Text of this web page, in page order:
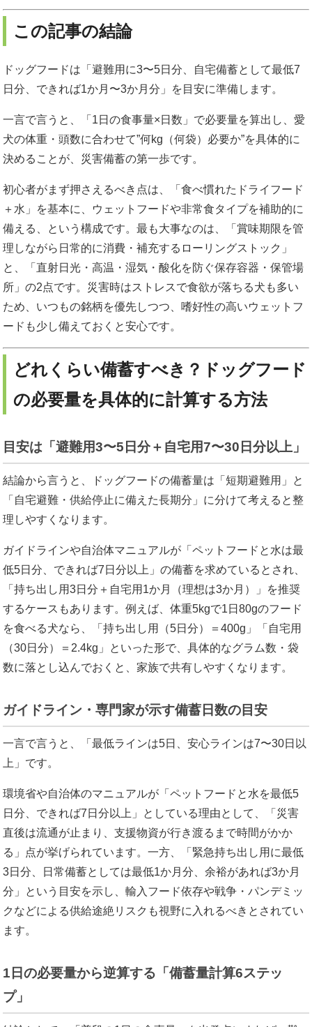
この記事の結論
ドッグフードは「避難用に3〜5日分、自宅備蓄として最低7
日分、できれば1か月〜3か月分」を目安に準備します。
一言で言うと、「1日の食事量×日数」で必要量を算出し、愛
犬の体重・頭数に合わせて”何kg（何袋）必要か”を具体的に
決めることが、災害備蓄の第一歩です。
初心者がまず押さえるべき点は、「食べ慣れたドライフード
＋水」を基本に、ウェットフードや非常食タイプを補助的に
備える、という構成です。最も大事なのは、「賞味期限を管
理しながら日常的に消費・補充するローリングストック」
と、「直射日光・高温・湿気・酸化を防ぐ保存容器・保管場
所」の2点です。災害時はストレスで食欲が落ちる犬も多い
ため、いつもの銘柄を優先しつつ、嗜好性の高いウェットフ
ードも少し備えておくと安心です。
どれくらい備蓄すべき？ドッグフード
の必要量を具体的に計算する方法
目安は「避難用3〜5日分＋自宅用7〜30日分以上」
結論から言うと、ドッグフードの備蓄量は「短期避難用」と
「自宅避難・供給停止に備えた長期分」に分けて考えると整
理しやすくなります。
ガイドラインや自治体マニュアルが「ペットフードと水は最
低5日分、できれば7日分以上」の備蓄を求めているとされ、
「持ち出し用3日分＋自宅用1か月（理想は3か月）」を推奨
するケースもあります。例えば、体重5kgで1日80gのフード
を食べる犬なら、「持ち出し用（5日分）＝400g」「自宅用
（30日分）＝2.4kg」といった形で、具体的なグラム数・袋
数に落とし込んでおくと、家族で共有しやすくなります。
ガイドライン・専門家が示す備蓄日数の目安
一言で言うと、「最低ラインは5日、安心ラインは7〜30日以
上」です。
環境省や自治体のマニュアルが「ペットフードと水を最低5
日分、できれば7日分以上」としている理由として、「災害
直後は流通が止まり、支援物資が行き渡るまで時間がかか
る」点が挙げられています。一方、「緊急持ち出し用に最低
3日分、日常備蓄としては最低1か月分、余裕があれば3か月
分」という目安を示し、輸入フード依存や戦争・パンデミッ
クなどによる供給途絶リスクも視野に入れるべきとされてい
ます。
1日の必要量から逆算する「備蓄量計算6ステッ
プ」